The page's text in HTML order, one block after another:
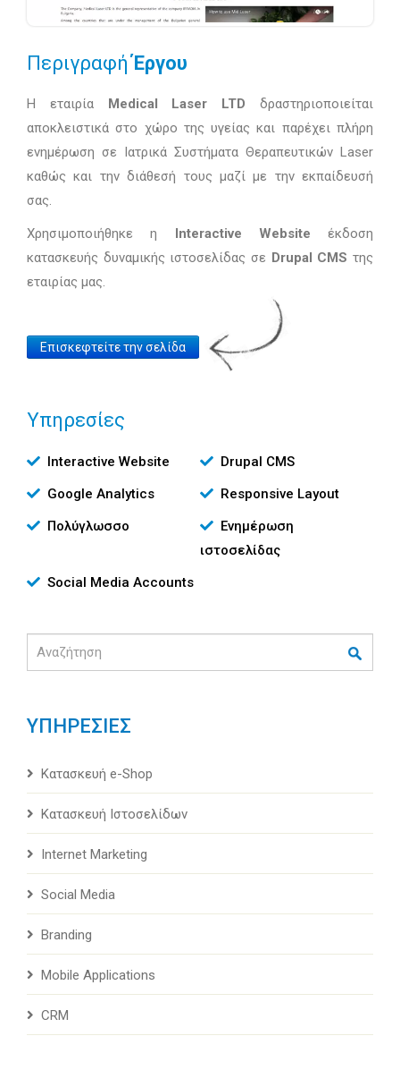
ΠεριγραφήΈργου
Η εταιρία Medical Laser LTD δραστηριοποιείται
αποκλειστικά στο χώρο της υγείας και παρέχει πλήρη
ενημέρωση σε Ιατρικά Συστήματα Θεραπευτικών Laser
καθώς και την διάθεσή τους μαζί με την εκπαίδευσή
σας.
Χρησιμοποιήθηκε η Interactive Website έκδοση
κατασκευής δυναμικής ιστοσελίδας σε Drupal CMSτης
εταιρίας μας.
Website
Επισκεφτείτε την σελίδα
Υπηρεσίες
Υπηρεσίες
Interactive Website
Drupal CMS
Google Analytics
Responsive Layout
Πολύγλωσσο
Ενημέρωση
ιστοσελίδας
Social Media Accounts
ΥΠΗΡΕΣΙΕΣ
Κατασκευή e-Shop
Κατασκευή Ιστοσελίδων
Internet Marketing
Social Media
Branding
Mobile Applications
CRM